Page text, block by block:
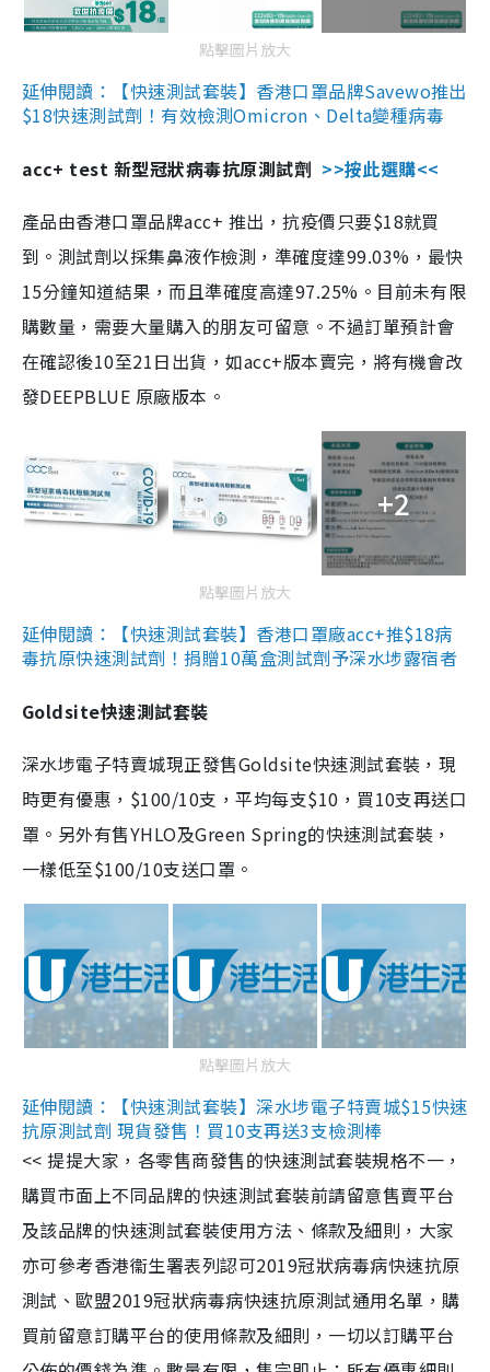
點擊圖片放大
延伸閱讀：【快速測試套裝】香港口罩品牌Savewo推出
$18快速測試劑！有效檢測Omicron、Delta變種病毒
acc+ test 新型冠狀病毒抗原測試劑 >>按此選購<<
產品由香港口罩品牌acc+ 推出，抗疫價只要$18就買
到。測試劑以採集鼻液作檢測，準確度達99.03%，最快
15分鐘知道結果，而且準確度高達97.25%。目前未有限
購數量，需要大量購入的朋友可留意。不過訂單預計會
在確認後10至21日出貨，如acc+版本賣完，將有機會改
發DEEPBLUE 原廠版本。
+2
點擊圖片放大
延伸閱讀：【快速測試套裝】香港口罩廠acc+推$18病
毒抗原快速測試劑！捐贈10萬盒測試劑予深水埗露宿者
Goldsite快速測試套裝
深水埗電子特賣城現正發售Goldsite快速測試套裝，現
時更有優惠，$100/10支，平均每支$10，買10支再送口
罩。另外有售YHLO及Green Spring的快速測試套裝，
一樣低至$100/10支送口罩。
點擊圖片放大
延伸閱讀：【快速測試套裝】深水埗電子特賣城$15快速
抗原測試劑 現貨發售！買10支再送3支檢測棒
<< 提提大家，各零售商發售的快速測試套裝規格不一，
購買市面上不同品牌的快速測試套裝前請留意售賣平台
及該品牌的快速測試套裝使用方法、條款及細則，大家
亦可參考香港衞生署表列認可2019冠狀病毒病快速抗原
測試、歐盟2019冠狀病毒病快速抗原測試通用名單，購
買前留意訂購平台的使用條款及細則，一切以訂購平台